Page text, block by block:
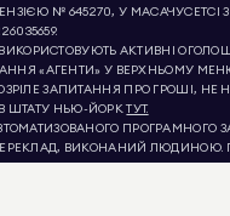
№ 645270, У
ВИКОРИСТОВУЮТЬ АКТИВНІ
«АГЕНТИ» У ВЕРХНЬОМУ
ЗАПИТАННЯ ПРО ГРОШІ,
ШТАТУ НЬЮ-ЙОРК ТУТ.
ПРОГРАМНОГО
ВИКОНАНИЙ ЛЮДИНОЮ.